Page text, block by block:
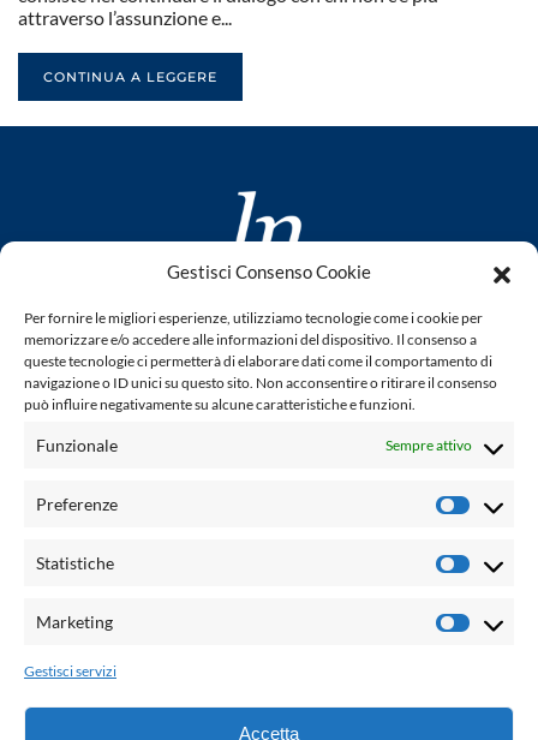
Gestisci Consenso Cookie
Per fornire le migliori esperienze, utilizziamo tecnologie come i cookie per
memorizzare e/o accedere alle informazioni del dispositivo. Il consenso a
queste tecnologie ci permetterà di elaborare dati come il comportamento di
navigazione o ID unici su questo sito. Non acconsentire o ritirare il consenso
può influire negativamente su alcune caratteristiche e funzioni.
Funzionale Sempre attivo
Preferenze
Statistiche
Marketing
Gestisci servizi
Accetta
attraverso l’assunzione e...
CONTINUA A LEGGERE
www.laletteraturaenoi.it
fondato da Romano Luperini
Questo blog non rappresenta una testata giornalistica in
quanto viene aggiornato senza alcuna periodicità. Non può
legge n° 62 del 7.03.2001. L'autore non è responsabile per
email:
Grafica e web:Salvatore Leto